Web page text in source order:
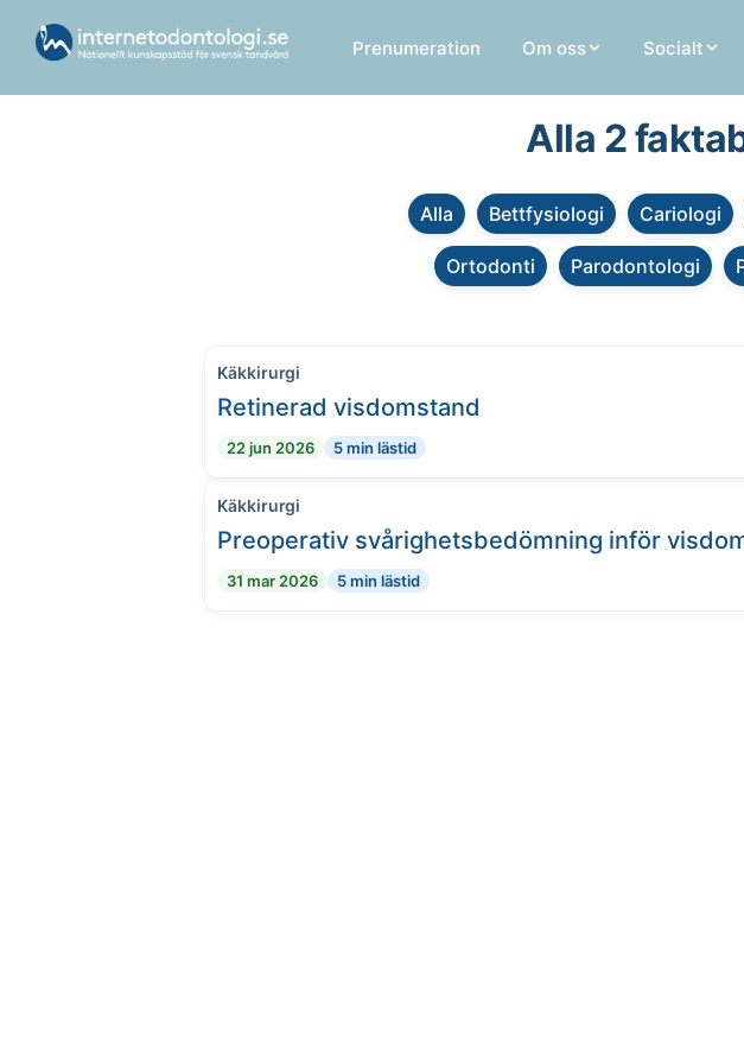
Prenumeration Om oss Socialt
Alla 2
Alla Bettfysiologi Cariologi
Ortodonti Parodontologi
Käkkirurgi
Retinerad visdomstand
22 jun 2026 5 min lästid
Käkkirurgi
Preoperativ svårighetsbedömning inför
31 mar 2026 5 min lästid